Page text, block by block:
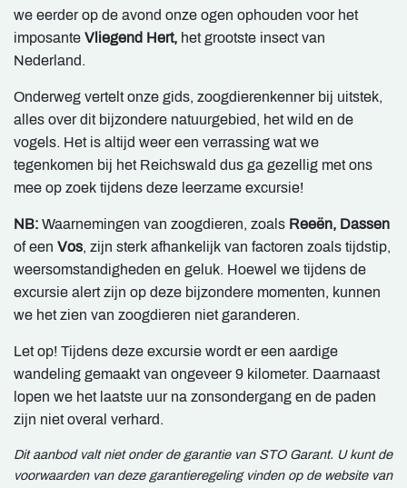
we eerder op de avond onze ogen ophouden voor het
imposante Vliegend Hert, het grootste insect van
Nederland.
Onderweg vertelt onze gids, zoogdierenkenner bij uitstek,
alles over dit bijzondere natuurgebied, het wild en de
vogels. Het is altijd weer een verrassing wat we
tegenkomen bij het Reichswald dus ga gezellig met ons
mee op zoek tijdens deze leerzame excursie!
NB: Waarnemingen van zoogdieren, zoals Reeën, Dassen
of een Vos, zijn sterk afhankelijk van factoren zoals tijdstip,
weersomstandigheden en geluk. Hoewel we tijdens de
excursie alert zijn op deze bijzondere momenten, kunnen
we het zien van zoogdieren niet garanderen.
Let op! Tijdens deze excursie wordt er een aardige
wandeling gemaakt van ongeveer 9 kilometer. Daarnaast
lopen we het laatste uur na zonsondergang en de paden
zijn niet overal verhard.
Dit aanbod valt niet onder de garantie van STO Garant. U kunt de
voorwaarden van deze garantieregeling vinden op de website van